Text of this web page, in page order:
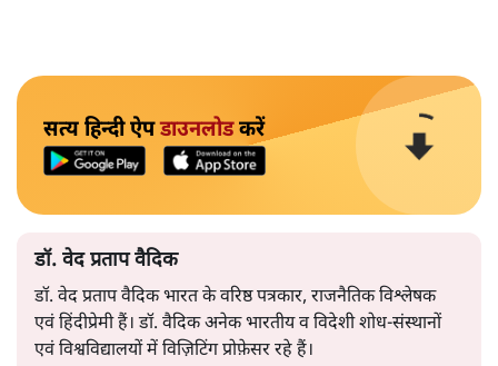
सत्य हिन्दी ऐपडाउनलोडकरें
डॉ. वेद प्रताप वैदिक
डॉ. वेद प्रताप वैदिक भारत के वरिष्ठ पत्रकार, राजनैतिक विश्लेषक
एवं हिंदीप्रेमी हैं। डॉ. वैदिक अनेक भारतीय व विदेशी शोध-संस्थानों
एवं विश्वविद्यालयों में विज़िटिंग प्रोफ़ेसर रहे हैं।